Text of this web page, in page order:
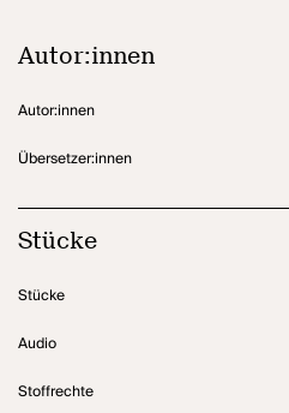
Autor:innen
Autor:innen
Übersetzer:innen
Stücke
Stücke
Audio
Stoffrechte